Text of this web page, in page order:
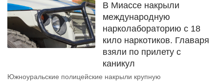
В Миассе накрыли
международную
нарколабораторию с 18
кило наркотиков. Главаря
взяли по прилету с
каникул
Южноуральские полицейские накрыли крупную